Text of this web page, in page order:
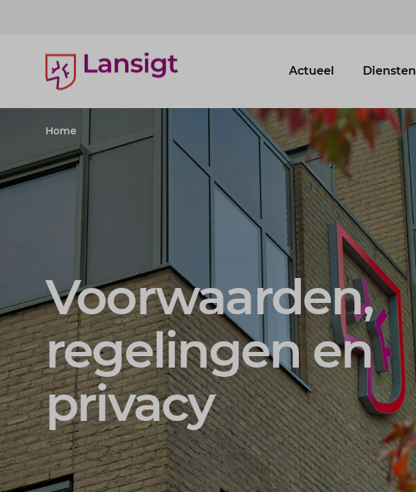
Lansigt Accountants logo
Actueel Diensten
Home
Voorwaarden,
regelingen en
privacy